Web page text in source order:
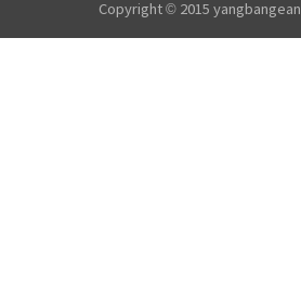
Copyright © 2015